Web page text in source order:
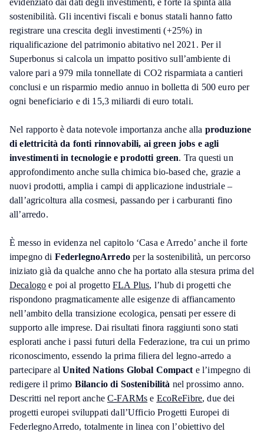
evidenziato dai dati degli investimenti, è forte la spinta alla
sostenibilità. Gli incentivi fiscali e bonus statali hanno fatto
registrare una crescita degli investimenti (+25%) in
riqualificazione del patrimonio abitativo nel 2021. Per il
Superbonus si calcola un impatto positivo sull’ambiente di
valore pari a 979 mila tonnellate di CO2 risparmiata a cantieri
conclusi e un risparmio medio annuo in bolletta di 500 euro per
ogni beneficiario e di 15,3 miliardi di euro totali.
Nel rapporto è data notevole importanza anche alla produzione
di elettricità da fonti rinnovabili, ai green jobs e agli
investimenti in tecnologie e prodotti green. Tra questi un
approfondimento anche sulla chimica bio-based che, grazie a
nuovi prodotti, amplia i campi di applicazione industriale –
dall’agricoltura alla cosmesi, passando per i carburanti fino
all’arredo.
È messo in evidenza nel capitolo ‘Casa e Arredo’ anche il forte
impegno di FederlegnoArredo per la sostenibilità, un percorso
iniziato già da qualche anno che ha portato alla stesura prima del
Decalogo e poi al progettoFLA Plus, l’hub di progetti che
rispondono pragmaticamente alle esigenze di affiancamento
nell’ambito della transizione ecologica, pensati per essere di
supporto alle imprese. Dai risultati finora raggiunti sono stati
esplorati anche i passi futuri della Federazione, tra cui un primo
riconoscimento, essendo la prima filiera del legno-arredo a
partecipare alUnited Nations Global Compact e l’impegno di
redigere il primo Bilancio di Sostenibilità nel prossimo anno.
Descritti nel report ancheC-FARMs e EcoReFibre, due dei
progetti europei sviluppati dall’Ufficio Progetti Europei di
FederlegnoArredo, totalmente in linea con l’obiettivo del